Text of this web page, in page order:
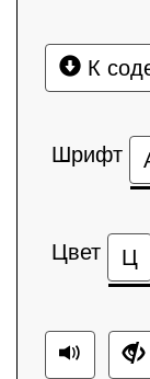
К
Шрифт
Цвет Ц